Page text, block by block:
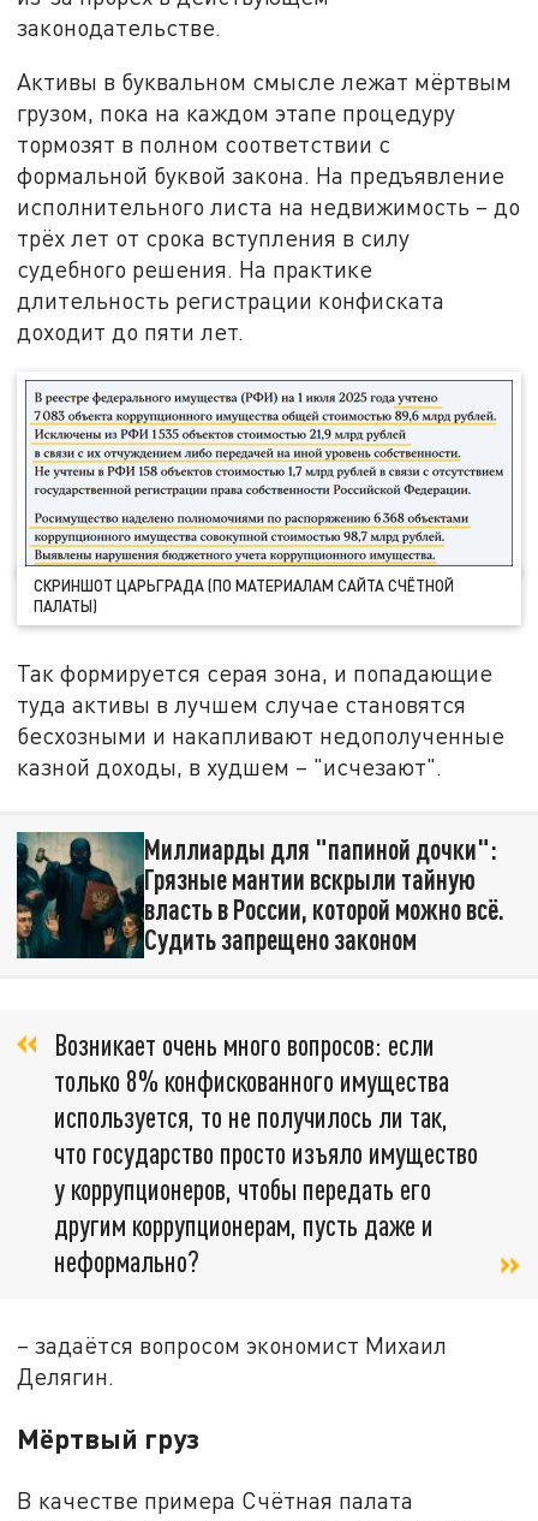
законодательстве.
Активы в буквальном смысле лежат мёртвым
грузом, пока на каждом этапе процедуру
тормозят в полном соответствии с
формальной буквой закона. На предъявление
исполнительного листа на недвижимость – до
трёх лет от срока вступления в силу
судебного решения. На практике
длительность регистрации конфиската
доходит до пяти лет.
СКРИНШОТ ЦАРЬГРАДА (ПО МАТЕРИАЛАМ САЙТА СЧЁТНОЙ
ПАЛАТЫ)
Так формируется серая зона, и попадающие
туда активы в лучшем случае становятся
бесхозными и накапливают недополученные
казной доходы, в худшем – "исчезают".
Миллиарды для "папиной дочки":
Грязные мантии вскрыли тайную
власть в России, которой можно всё.
Судить запрещено законом
Возникает очень много вопросов: если
только 8% конфискованного имущества
используется, то не получилось ли так,
что государство просто изъяло имущество
у коррупционеров, чтобы передать его
другим коррупционерам, пусть даже и
неформально?
– задаётся вопросом экономист Михаил
Делягин.
Мёртвый груз
В качестве примера Счётная палата